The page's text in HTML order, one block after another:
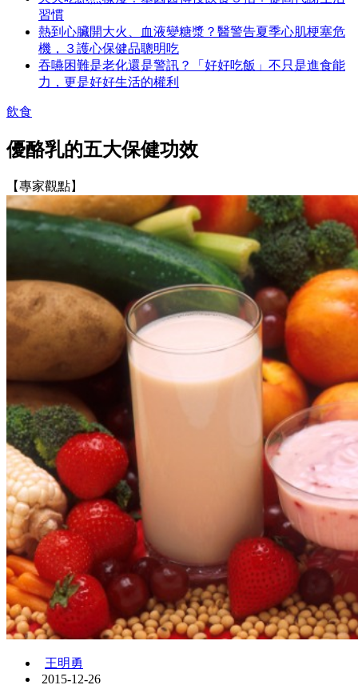
習慣
熱到心臟開大火、血液變糖漿？醫警告夏季心肌梗塞危
機，３護心保健品聰明吃
吞嚥困難是老化還是警訊？「好好吃飯」不只是進食能
力，更是好好生活的權利
飲食
優酪乳的五大保健功效
【專家觀點】
王明勇
2015-12-26